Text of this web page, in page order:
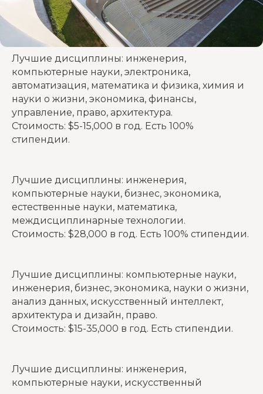
Лучшие дисциплины: инженерия,
компьютерные науки, электроника,
автоматизация, математика и физика, химия и
науки о жизни, экономика, финансы,
управление, право, архитектура.
Стоимость: $5-15,000 в год. Есть 100%
стипендии.
Лучшие дисциплины: инженерия,
компьютерные науки, бизнес, экономика,
естественные науки, математика,
междисциплинарные технологии.
Стоимость: $28,000 в год. Есть 100% стипендии.
Лучшие дисциплины: компьютерные науки,
инженерия, бизнес, экономика, науки о жизни,
анализ данных, искусственный интеллект,
архитектура и дизайн, право.
Стоимость: $15-35,000 в год. Есть стипендии.
Лучшие дисциплины: инженерия,
компьютерные науки, искусственный